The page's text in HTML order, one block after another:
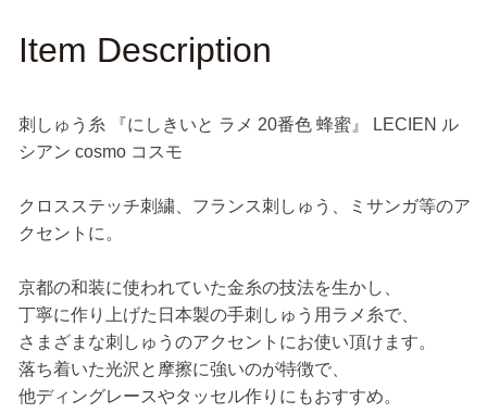
を
す
を
や
す
Item Description
刺しゅう糸 『にしきいと ラメ 20番色 蜂蜜』 LECIEN ル
シアン cosmo コスモ
クロスステッチ刺繍、フランス刺しゅう、ミサンガ等のア
クセントに。
京都の和装に使われていた金糸の技法を生かし、
丁寧に作り上げた日本製の手刺しゅう用ラメ糸で、
さまざまな刺しゅうのアクセントにお使い頂けます。
落ち着いた光沢と摩擦に強いのが特徴で、
他ディングレースやタッセル作りにもおすすめ。